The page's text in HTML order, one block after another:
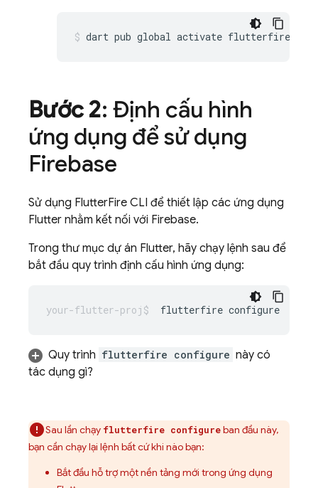
dart pub global activate
Bước 2: Định cấu hình
ứng dụng để sử dụng
Firebase
Sử dụng FlutterFire CLI để thiết lập các ứng dụng
Flutter nhằm kết nối với Firebase.
Trong thư mục dự án Flutter, hãy chạy lệnh sau để
bắt đầu quy trình định cấu hình ứng dụng:
flutterfire
Quy trình flutterfire configure này có
tác dụng gì?
Sau lần chạy flutterfire configureban đầu này,
bạn cần chạy lại lệnh bất cứ khi nào bạn:
Bắt đầu hỗ trợ một nền tảng mới trong ứng dụng